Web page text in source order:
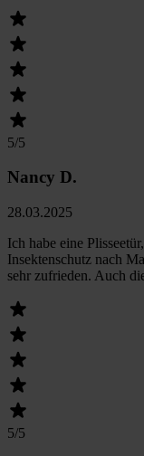
5/5
Nancy D.
28.03.2025
Ich habe eine
Insektenschutz nach
sehr zufrieden. Auch
5/5